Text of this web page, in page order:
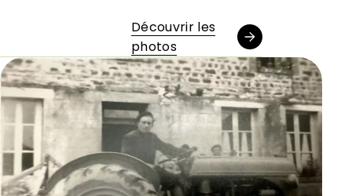
Découvrir les
photos